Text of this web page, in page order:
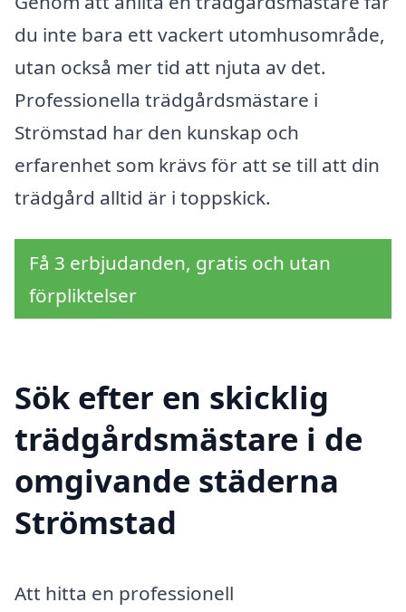
du inte bara ett vackert utomhusområde,
utan också mer tid att njuta av det.
Professionella trädgårdsmästare i
Strömstad har den kunskap och
erfarenhet som krävs för att se till att din
trädgård alltid är i toppskick.
Få 3 erbjudanden, gratis och utan
förpliktelser
Sök efter en skicklig
trädgårdsmästare i de
omgivande städerna
Strömstad
Att hitta en professionell